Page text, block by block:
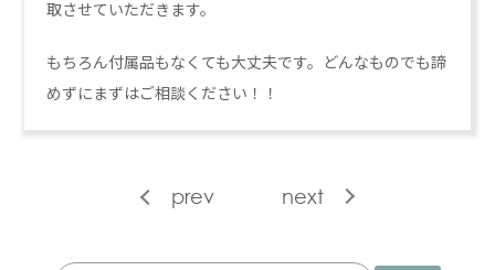
取させていただきます。
もちろん付属品もなくても大丈夫です。どんなものでも諦
めずにまずはご相談ください！！
prev next